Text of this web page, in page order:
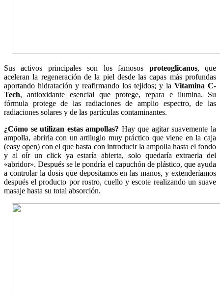
Sus activos principales son los famosos proteoglicanos, que
aceleran la regeneración de la piel desde las capas más profundas
aportando hidratación y reafirmando los tejidos; y la Vitamina C-
Tech, antioxidante esencial que protege, repara e ilumina. Su
fórmula protege de las radiaciones de amplio espectro, de las
radiaciones solares y de las partículas contaminantes.
¿Cómo se utilizan estas ampollas? Hay que agitar suavemente la
ampolla, abrirla con un artilugio muy práctico que viene en la caja
(easy open) con el que basta con introducir la ampolla hasta el fondo
y al oír un click ya estaría abierta, solo quedaría extraerla del
«abridor». Después se le pondría el capuchón de plástico, que ayuda
a controlar la dosis que depositamos en las manos, y extenderíamos
después el producto por rostro, cuello y escote realizando un suave
masaje hasta su total absorción.